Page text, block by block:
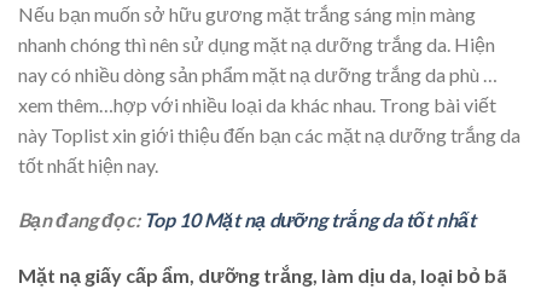
Nếu bạn muốn sở hữu gương mặt trắng sáng mịn màng
nhanh chóng thì nên sử dụng mặt nạ dưỡng trắng da. Hiện
nay có nhiều dòng sản phẩm mặt nạ dưỡng trắng da phù
xem thêm… hợp với nhiều loại da khác nhau. Trong bài viết
này Toplist xin giới thiệu đến bạn các mặt nạ dưỡng trắng da
tốt nhất hiện nay.
Bạn đang đọc: Top 10 Mặt nạ dưỡng trắng da tốt nhất
Mặt nạ giấy cấp ẩm, dưỡng trắng, làm dịu da, loại bỏ bã